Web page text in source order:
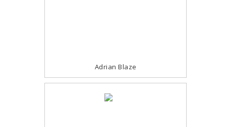
Adrian Blaze